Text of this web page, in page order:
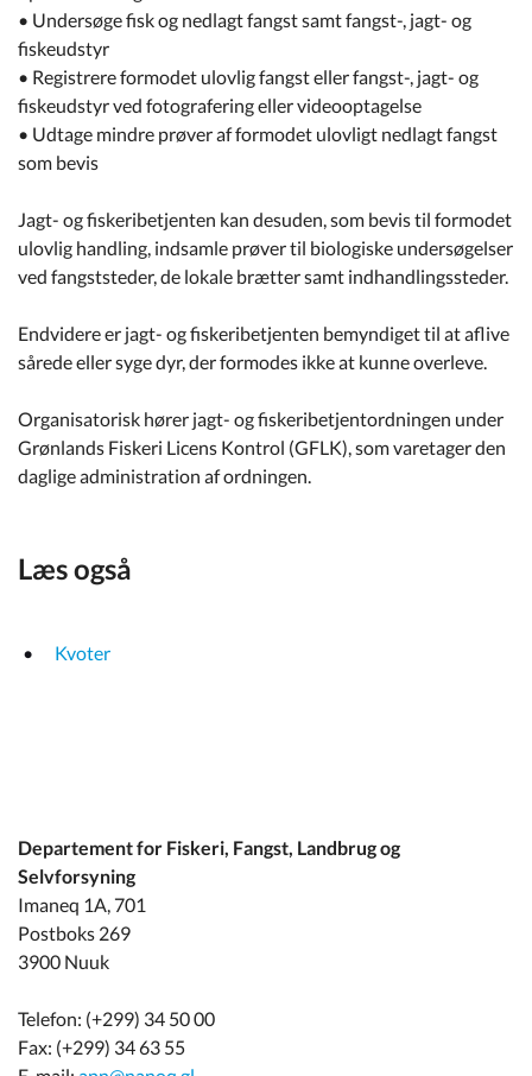
• Undersøge fisk og nedlagt fangst samt fangst-, jagt- og
fiskeudstyr
• Registrere formodet ulovlig fangst eller fangst-, jagt- og
fiskeudstyr ved fotografering eller videooptagelse
• Udtage mindre prøver af formodet ulovligt nedlagt fangst
som bevis
Jagt- og fiskeribetjenten kan desuden, som bevis til formodet
ulovlig handling, indsamle prøver til biologiske undersøgelser
ved fangststeder, de lokale brætter samt indhandlingssteder.
Endvidere er jagt- og fiskeribetjenten bemyndiget til at aflive
sårede eller syge dyr, der formodes ikke at kunne overleve.
Organisatorisk hører jagt- og fiskeribetjentordningen under
Grønlands Fiskeri Licens Kontrol (GFLK), som varetager den
daglige administration af ordningen.
Læs også
Kvoter
Departement for Fiskeri, Fangst, Landbrug og
Selvforsyning
Imaneq 1A, 701
Postboks 269
3900 Nuuk
Telefon: (+299) 34 50 00
Fax: (+299) 34 63 55